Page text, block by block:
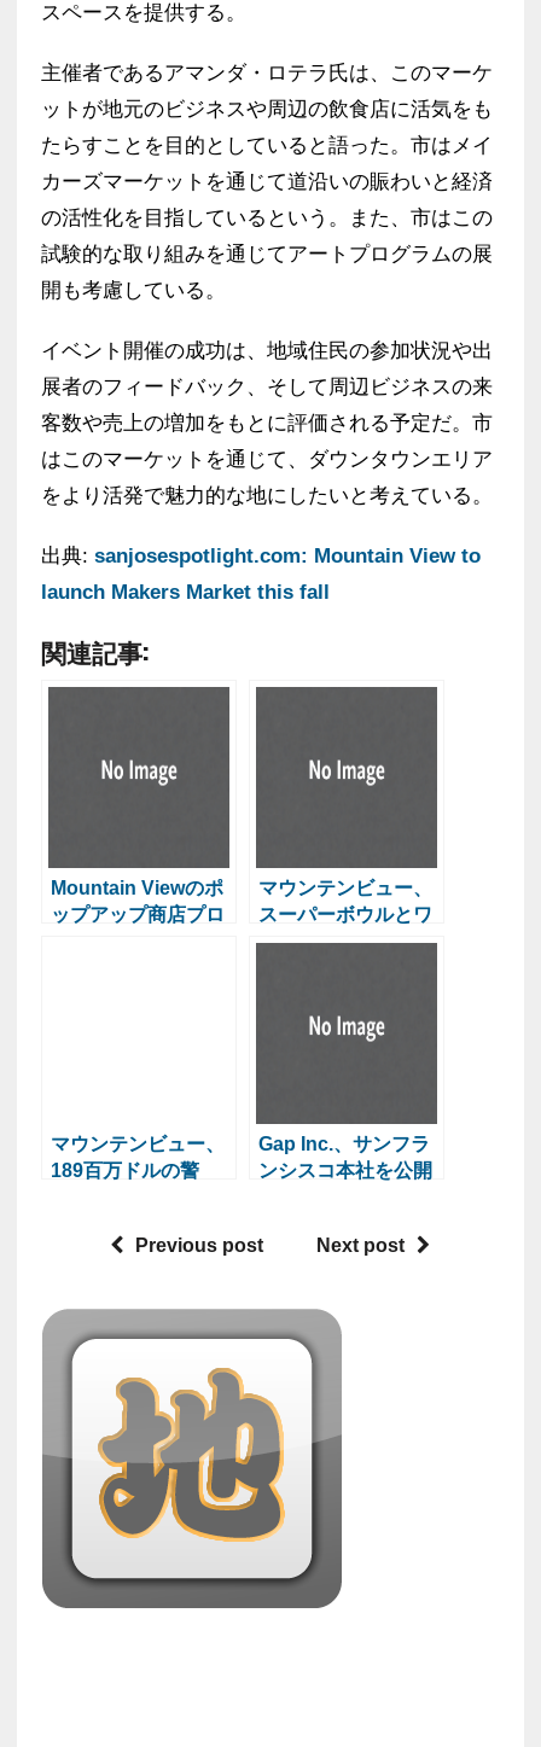
スペースを提供する。
主催者であるアマンダ・ロテラ氏は、このマーケ
ットが地元のビジネスや周辺の飲食店に活気をも
たらすことを目的としていると語った。市はメイ
カーズマーケットを通じて道沿いの賑わいと経済
の活性化を目指しているという。また、市はこの
試験的な取り組みを通じてアートプログラムの展
開も考慮している。
イベント開催の成功は、地域住民の参加状況や出
展者のフィードバック、そして周辺ビジネスの来
客数や売上の増加をもとに評価される予定だ。市
はこのマーケットを通じて、ダウンタウンエリア
をより活発で魅力的な地にしたいと考えている。
出典: sanjosespotlight.com: Mountain View to
launch Makers Market this fall
関連記事:
Mountain Viewのポ
ップアップ商店プロ
マウンテンビュー、
スーパーボウルとワ
ールドカップイベン
マウンテンビュー、
189百万ドルの警
Gap Inc.、サンフラ
ンシスコ本社を公開
開催
Previous post Next post